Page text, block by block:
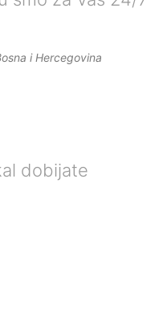
i Hercegovina
dobijate